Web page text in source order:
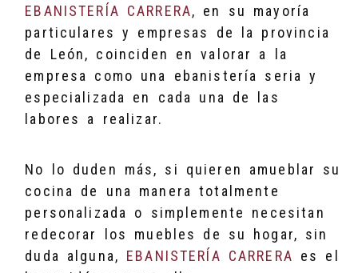
EBANISTERÍA CARRERA, en su mayoría
particulares y empresas de la provincia
de León, coinciden en valorar a la
empresa como una ebanistería seria y
especializada en cada una de las
labores a realizar.
No lo duden más, si quieren amueblar su
cocina de una manera totalmente
personalizada o simplemente necesitan
redecorar los muebles de su hogar, sin
duda alguna, EBANISTERÍA CARRERA es el